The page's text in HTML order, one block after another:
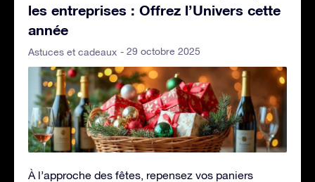
les entreprises : Offrez l’Univers cette
année
Astuces et cadeaux - 29 octobre 2025
À l’approche des fêtes, repensez vos paniers